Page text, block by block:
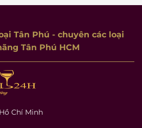
Tân Phú - chuyên các loại
Tân Phú HCM
Chí Minh